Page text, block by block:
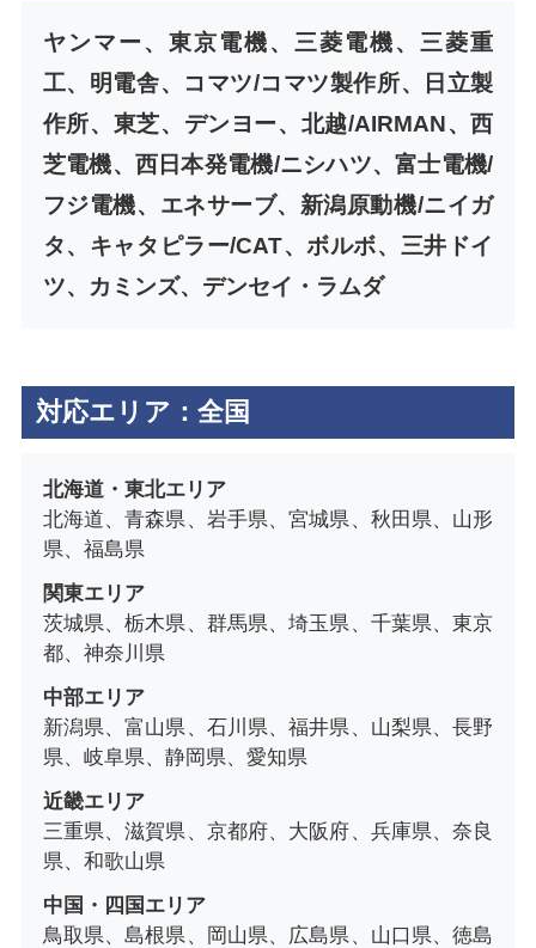
ヤンマー、東京電機、三菱電機、三菱重
工、明電舎、コマツ/コマツ製作所、日立製
作所、東芝、デンヨー、北越/AIRMAN、西
芝電機、西日本発電機/ニシハツ、富士電機/
フジ電機、エネサーブ、新潟原動機/ニイガ
タ、キャタピラー/CAT、ボルボ、三井ドイ
ツ、カミンズ、デンセイ・ラムダ
対応エリア：全国
北海道・東北エリア
北海道、青森県、岩手県、宮城県、秋田県、山形
県、福島県
関東エリア
茨城県、栃木県、群馬県、埼玉県、千葉県、東京
都、神奈川県
中部エリア
新潟県、富山県、石川県、福井県、山梨県、長野
県、岐阜県、静岡県、愛知県
近畿エリア
三重県、滋賀県、京都府、大阪府、兵庫県、奈良
県、和歌山県
中国・四国エリア
鳥取県、島根県、岡山県、広島県、山口県、徳島